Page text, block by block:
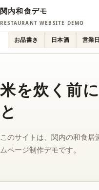
関内和食デモ
RESTAURANT WEBSITE DEMO
お品書き 日本酒 営業日
米を炊く前
と
このサイトは、関内の和食
ムページ制作デモです。